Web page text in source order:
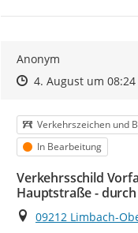
Anonym
Zeitpunkt des
Zeitpunkt des
4. August um 08:24
Kategorie
Verkehrszeichen und
Status
In Bearbeitung
Verkehrsschild
Hauptstraße -
Ort
09212 Limbach-